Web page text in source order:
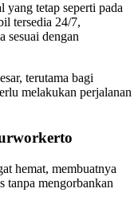
yang tetap seperti pada
tersedia 24/7,
sesuai dengan
terutama bagi
melakukan perjalanan
hemat, membuatnya
tanpa mengorbankan